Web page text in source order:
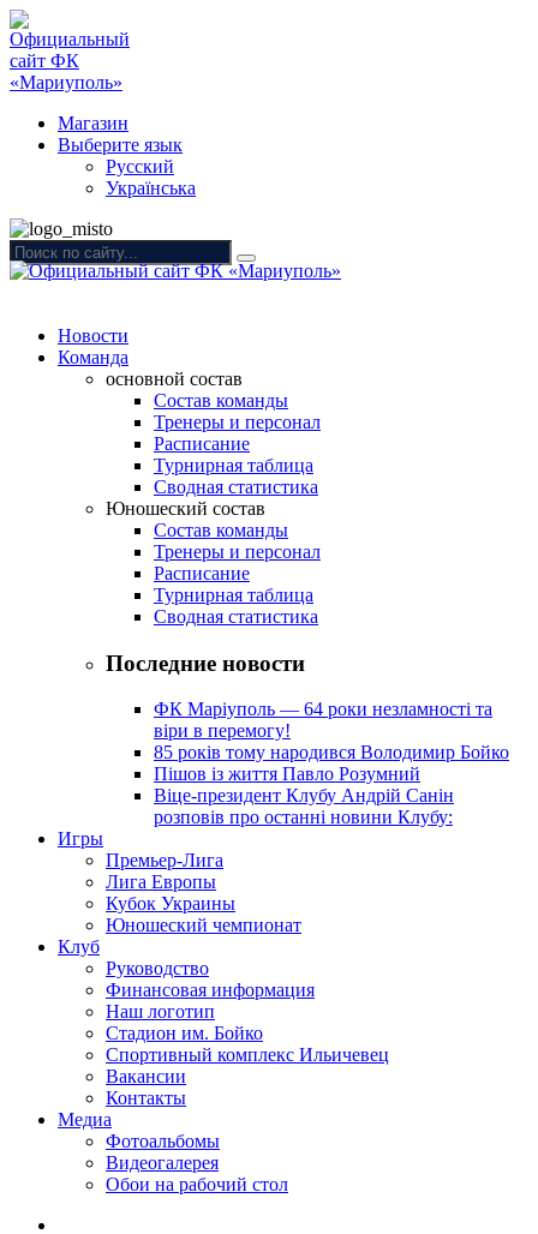
Магазин
Выберите язык
Русский
Українська
Новости
Команда
основной состав
Состав команды
Тренеры и персонал
Расписание
Турнирная таблица
Сводная статистика
Юношеский состав
Состав команды
Тренеры и персонал
Расписание
Турнирная таблица
Сводная статистика
Последние новости
ФК Маріуполь — 64 роки незламності та
віри в перемогу!
85 років тому народився Володимир Бойко
Пішов із життя Павло Розумний
Віце-президент Клубу Андрій Санін
розповів про останні новини Клубу:
Игры
Премьер-Лига
Лига Европы
Кубок Украины
Юношеский чемпионат
Клуб
Руководство
Финансовая информация
Наш логотип
Стадион им. Бойко
Спортивный комплекс Ильичевец
Вакансии
Контакты
Медиа
Фотоальбомы
Видеогалерея
Обои на рабочий стол